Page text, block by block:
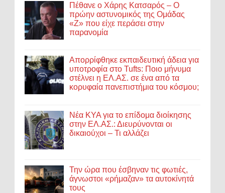
Πέθανε ο Χάρης Κατσαρός – Ο
πρώην αστυνομικός της Ομάδας
«Ζ» που είχε περάσει στην
παρανομία
Απορρίφθηκε εκπαιδευτική άδεια για
υποτροφία στο Tufts: Ποιο μήνυμα
στέλνει η ΕΛ.ΑΣ. σε ένα από τα
κορυφαία πανεπιστήμια του κόσμου;
Νέα ΚΥΑ για το επίδομα διοίκησης
στην ΕΛ.ΑΣ.: Διευρύνονται οι
δικαιούχοι – Τι αλλάζει
Την ώρα που έσβηναν τις φωτιές,
άγνωστοι «ρήμαζαν» τα αυτοκίνητά
τους